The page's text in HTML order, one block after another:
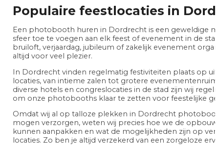
Populaire feestlocaties in
Een photobooth huren in Dordrecht is een geweldige
sfeer toe te voegen aan elk feest of evenement in de
bruiloft, verjaardag, jubileum of zakelijk evenement
altijd voor veel plezier.
In Dordrecht vinden regelmatig festiviteiten plaats op
locaties, van intieme zalen tot grotere
diverse hotels en congreslocaties in de stad zijn wij
om onze photobooths klaar te zetten voor feestelijke
Omdat wij al op talloze plekken in Dordrecht
mogen verzorgen, weten wij precies hoe we de
kunnen aanpakken en wat de mogelijkheden zijn op
locaties. Zo ben je altijd verzekerd van een zorgeloze